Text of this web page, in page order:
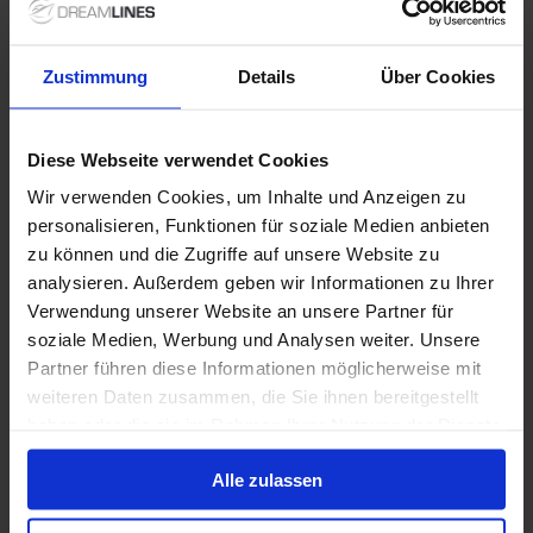
Zustimmung Details Über Cookies
Diese Webseite verwendet Cookies
Wir verwenden Cookies, um Inhalte und Anzeigen zu
personalisieren, Funktionen für soziale Medien anbieten
zu können und die Zugriffe auf unsere Website zu
analysieren. Außerdem geben wir Informationen zu Ihrer
Verwendung unserer Website an unsere Partner für
soziale Medien, Werbung und Analysen weiter. Unsere
Partner führen diese Informationen möglicherweise mit
weiteren Daten zusammen, die Sie ihnen bereitgestellt
gesammelt haben.
Alle zulassen
Azamara Quest
Alles Inklusive Trinkgelder
Bis zu 1999 € Bordguthaben
24 Jan. 2028 58 Nächte
Außenkabineab
19,739 €p. P.
Balkonkabine ab
23,939 €p. P.
Suiteab
40,029 € p. P.
Nur Kreuzfahrt
Südamerika ab Miami auf der Azamara Quest
Ab Miami, Florida, USA An Bridgetown, Barbados
Trinkgelder
Bis zu 1999 € Bordguthaben